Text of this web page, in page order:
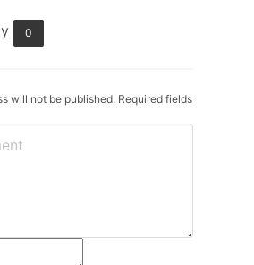
0
will not be published. Required fields